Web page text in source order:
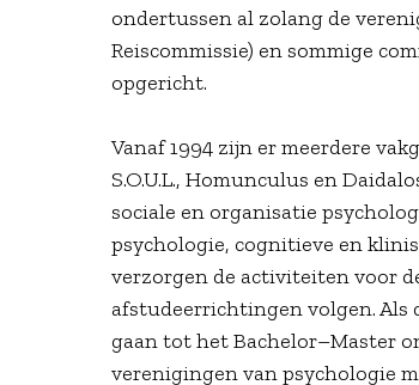
ondertussen al zolang de
Reiscommissie) en sommige
opgericht.
Vanaf 1994 zijn er meerdere
S.O.U.L., Homunculus en
sociale en organisatie
psychologie, cognitieve en
verzorgen de activiteiten voor
afstudeerrichtingen volgen.
gaan tot het Bachelor–Master
verenigingen van psychologie